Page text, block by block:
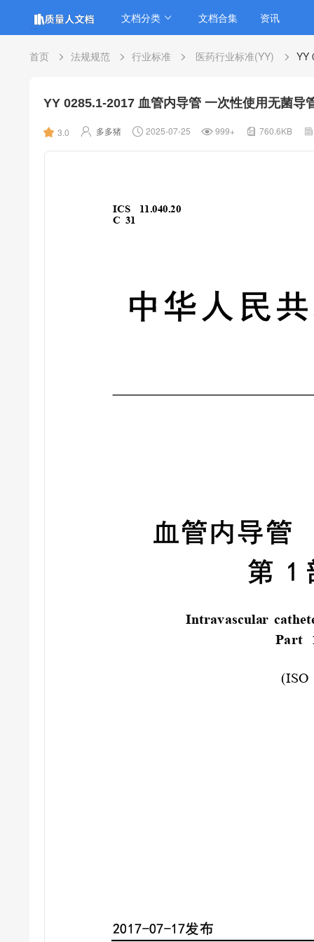
文档分类 文档合集 资讯
首页 法规规范 行业标准 医药行业标准(YY) YY
YY 0285.1-2017 血管内导管 一次性使用无菌导
3.0 多多猪 2025-07-25 999+ 760.6KB
ICS 11.040.20
C 31
中 华 人 民共
血管内导
第 1
Intravascular
Part
2017-07-17发布